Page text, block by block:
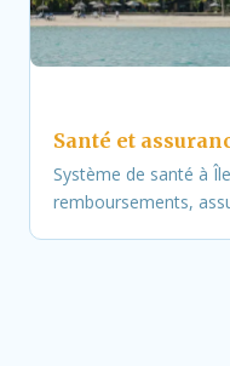
Santé et
Système de santé à
remboursements,